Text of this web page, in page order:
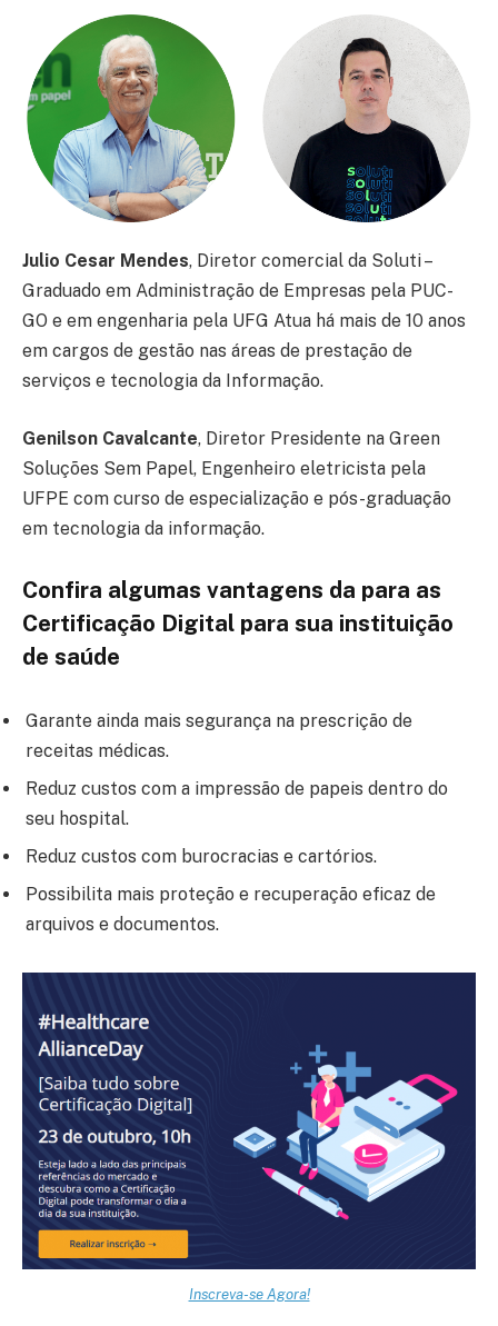
Julio Cesar Mendes, Diretor comercial da Soluti –
Graduado em Administração de Empresas pela PUC-
GO e em engenharia pela UFG Atua há mais de 10 anos
em cargos de gestão nas áreas de prestação de
serviços e tecnologia da Informação.
Genilson Cavalcante, Diretor Presidente na Green
Soluções Sem Papel, Engenheiro eletricista pela
UFPE com curso de especialização e pós-graduação
em tecnologia da informação.
Confira algumas vantagens da para as
Certificação Digital para sua instituição
de saúde
Garante ainda mais segurança na prescrição de
receitas médicas.
Reduz custos com a impressão de papeis dentro do
seu hospital.
Reduz custos com burocracias e cartórios.
Possibilita mais proteção e recuperação eficaz de
arquivos e documentos.
Inscreva-se Agora!